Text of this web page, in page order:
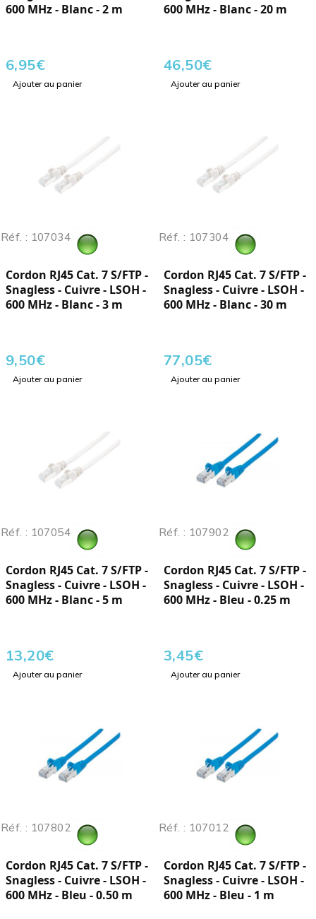
600 MHz - Blanc - 2 m
6,95€
Ajouter au panier
600 MHz - Blanc - 20 m
46,50€
Ajouter au panier
Réf. : 107034
Cordon RJ45 Cat. 7 S/FTP -
Snagless - Cuivre - LSOH -
600 MHz - Blanc - 3 m
9,50€
Ajouter au panier
Réf. : 107304
Cordon RJ45 Cat. 7 S/FTP -
Snagless - Cuivre - LSOH -
600 MHz - Blanc - 30 m
77,05€
Ajouter au panier
Réf. : 107054
Cordon RJ45 Cat. 7 S/FTP -
Snagless - Cuivre - LSOH -
600 MHz - Blanc - 5 m
13,20€
Ajouter au panier
Réf. : 107902
Cordon RJ45 Cat. 7 S/FTP -
Snagless - Cuivre - LSOH -
600 MHz - Bleu - 0.25 m
3,45€
Ajouter au panier
Réf. : 107802
Cordon RJ45 Cat. 7 S/FTP -
Snagless - Cuivre - LSOH -
600 MHz - Bleu - 0.50 m
Réf. : 107012
Cordon RJ45 Cat. 7 S/FTP -
Snagless - Cuivre - LSOH -
600 MHz - Bleu - 1 m